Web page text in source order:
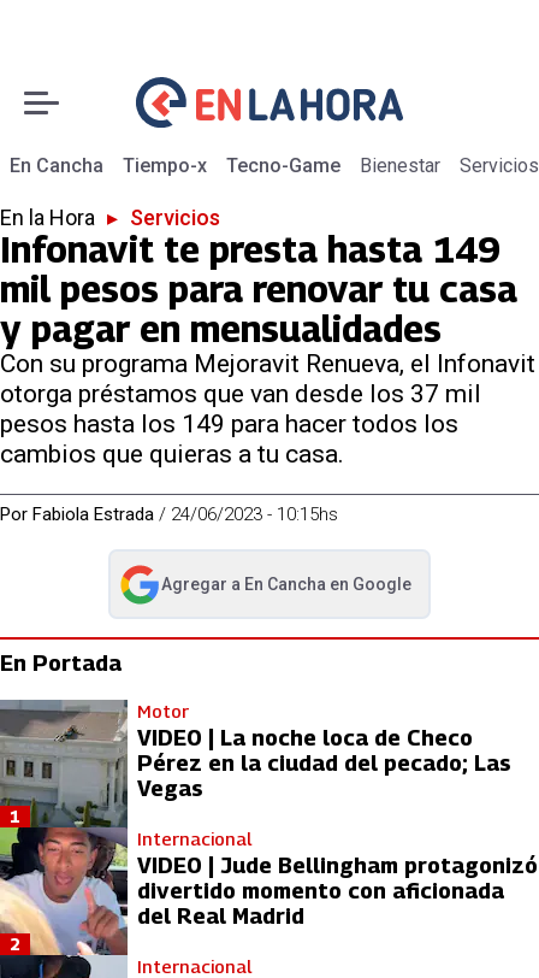
En Cancha Tiempo-x Tecno-Game Bienestar Servicios
En la Hora ▸ Servicios
Infonavit te presta hasta 149
mil pesos para renovar tu casa
y pagar en mensualidades
Con su programa Mejoravit Renueva, el Infonavit
otorga préstamos que van desde los 37 mil
pesos hasta los 149 para hacer todos los
cambios que quieras a tu casa.
Por Fabiola Estrada / 24/06/2023 - 10:15hs
Agregar a En Cancha en Google
abre en nueva pestaña
En Portada
Motor
VIDEO | La noche loca de Checo
Pérez en la ciudad del pecado; Las
Vegas
1
Internacional
VIDEO | Jude Bellingham protagonizó
divertido momento con aficionada
del Real Madrid
2
Internacional